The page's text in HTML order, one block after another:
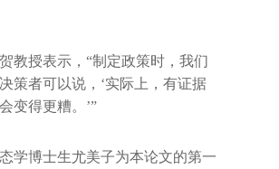
教授表示，“制定政策时，我们
策者可以说，‘实际上，有证据
变得更糟。’”
学博士生尤美子为本论文的第一